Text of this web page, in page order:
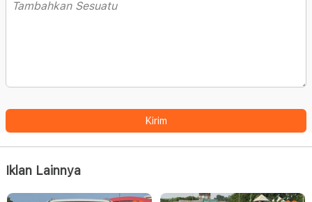
Kirim
Iklan Lainnya